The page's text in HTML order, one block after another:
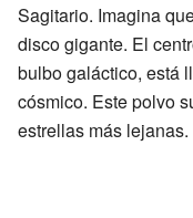
Sagitario. Imagina
disco gigante. El
bulbo galáctico, está
cósmico. Este polvo
estrellas más lejanas.